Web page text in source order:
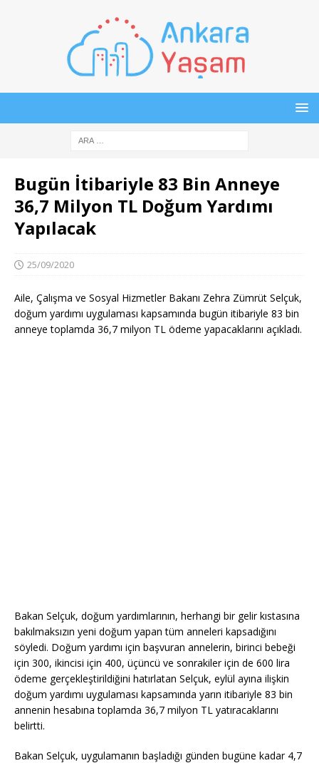
Bugün İtibariyle 83 Bin Anneye
36,7 Milyon TL Doğum Yardımı
Yapılacak
25/09/2020
Aile, Çalışma ve Sosyal Hizmetler Bakanı Zehra Zümrüt Selçuk,
doğum yardımı uygulaması kapsamında bugün itibariyle 83 bin
anneye toplamda 36,7 milyon TL ödeme yapacaklarını açıkladı.
Bakan Selçuk, doğum yardımlarının, herhangi bir gelir kıstasına
bakılmaksızın yeni doğum yapan tüm anneleri kapsadığını
söyledi. Doğum yardımı için başvuran annelerin, birinci bebeği
için 300, ikincisi için 400, üçüncü ve sonrakiler için de 600 lira
ödeme gerçekleştirildiğini hatırlatan Selçuk, eylül ayına ilişkin
doğum yardımı uygulaması kapsamında yarın itibariyle 83 bin
annenin hesabına toplamda 36,7 milyon TL yatıracaklarını
belirtti.
Bakan Selçuk, uygulamanın başladığı günden bugüne kadar 4,7